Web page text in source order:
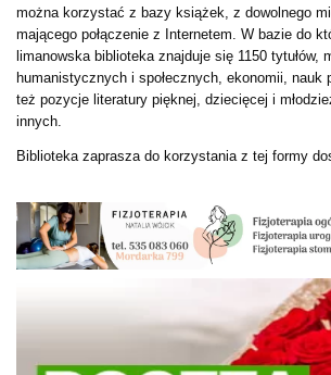
można korzystać z bazy książek, z dowolnego
mającego połączenie z Internetem. W bazie do
limanowska biblioteka znajduje się 1150 tytułów,
humanistycznych i społecznych, ekonomii, nauk
też pozycje literatury pięknej, dziecięcej i
innych.
Biblioteka zaprasza do korzystania z tej formy